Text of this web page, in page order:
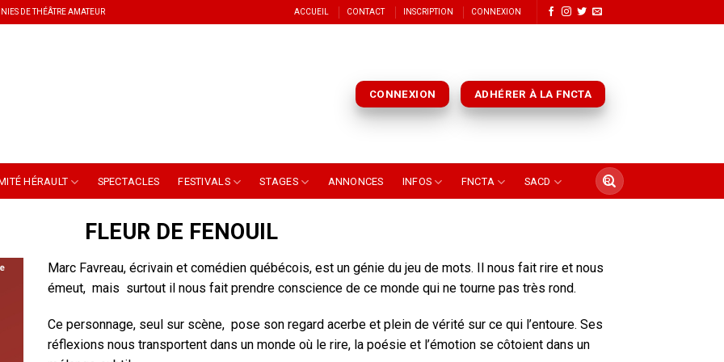
DE THÉÂTRE AMATEUR ACCUEIL CONTACT INSCRIPTION CONNEXION
CONNEXION ADHÉRER À LA FNCTA
HÉRAULT SPECTACLES FESTIVALS STAGES ANNONCES INFOS FNCTA SACD
FLEUR DE FENOUIL
Marc Favreau, écrivain et comédien québécois, est un génie du jeu de mots. Il nous fait rire et nous
émeut, mais surtout il nous fait prendre conscience de ce monde qui ne tourne pas très rond.
Ce personnage, seul sur scène, pose son regard acerbe et plein de vérité sur ce qui l’entoure. Ses
réflexions nous transportent dans un monde où le rire, la poésie et l’émotion se côtoient dans un